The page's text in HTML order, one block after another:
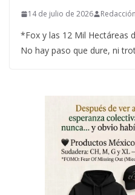
14 de julio de 2026
*Fox y las 12 Mil Hectáreas
No hay paso que dure, ni